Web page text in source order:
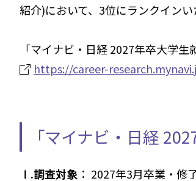
紹介)において、3位にランクインい
「マイナビ・日経 2027年卒大学
https://career-
「マイナビ・日経
Ⅰ.調査対象 ： 2027年3月卒業・修